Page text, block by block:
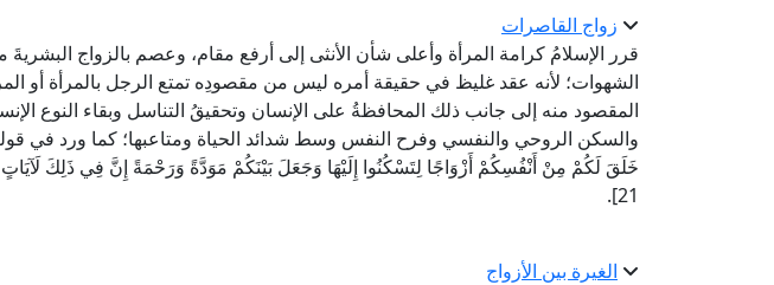
زواج القاصرات
قرر الإسلامُ كرامة المرأة وأعلى شأن الأنثى إلى أرفع مقام، وعصم بالزواج البشريةَ
الشهوات؛ لأنه عقد غليظ في حقيقة أمره ليس من مقصودِه تمتع الرجل بالمرأة أو
المقصود منه إلى جانب ذلك المحافظةُ على الإنسان وتحقيقُ التناسل وبقاء النوع
والسكن الروحي والنفسي وفرح النفس وسط شدائد الحياة ومتاعبها؛ كما ورد في
خَلَقَ لَكُمْ مِنْ أَنْفُسِكُمْ أَزْوَاجًا لِتَسْكُنُوا إِلَيْهَا وَجَعَلَ بَيْنَكُمْ مَوَدَّةً وَرَحْمَةً إِنَّ فِي ذَلِكَ
21].
الغيرة بين الأزواج